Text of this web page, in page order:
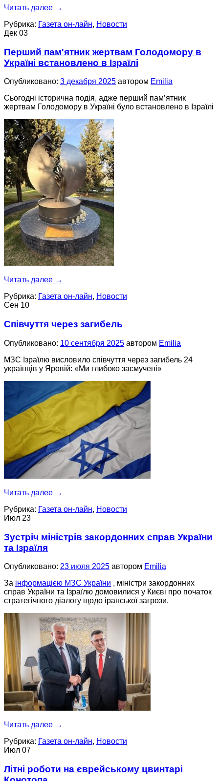
Читать далее →
Рубрика: Газета он-лайн, Новости
Дек 03
Перший пам'ятник жертвам Голодомору в
Україні встановлено в Ізраїлі
Опубликовано: 3 декабря 2025 автором Emilia
Сьогодні історична подія, адже перший пам’ятник
жертвам Голодомору в Україні було встановлено в Ізраїлі
Читать далее →
Рубрика: Газета он-лайн, Новости
Сен 10
Співчуття через загибель
Опубликовано: 10 сентября 2025 автором Emilia
МЗС Ізраїлю висловило співчуття через загибель 24
українців у Яровій: «Ми глибоко засмучені»
Читать далее →
Рубрика: Газета он-лайн, Новости
Июл 23
Зустріч міністрів закордонних справ України
та Ізраїля
Опубликовано: 23 июля 2025 автором Emilia
За інформацією МЗС України , міністри закордонних
справ України та Ізраїлю домовилися у Києві про початок
стратегічного діалогу щодо іранської загрози.
Читать далее →
Рубрика: Газета он-лайн, Новости
Июл 07
Літні роботи на єврейському цвинтарі